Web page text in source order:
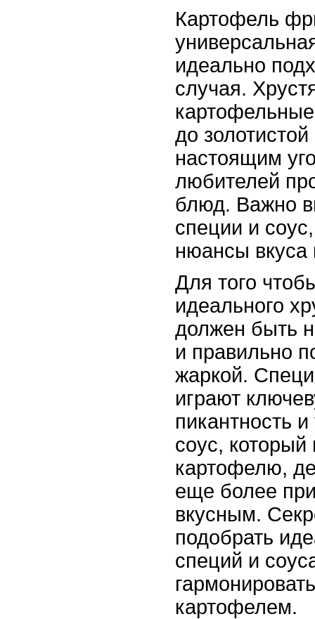
Картофель
идеально
случая.
до
настоящим
любителей
блюд. Важно
специи и
нюансы вкуса
Для того
идеального
должен быть
и правильно
жаркой.
играют
пикантность
соус,
картофелю,
еще более
вкусным.
подобрать
специй и
картофелем.